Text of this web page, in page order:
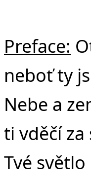
Preface:
neboť ty
Nebe a
ti vděčí
Tvé